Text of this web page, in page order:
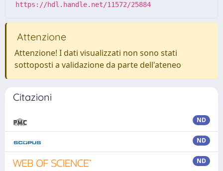
https://hdl.handle.net/11572/25884
Attenzione
Attenzione! I dati visualizzati non sono stati
sottoposti a validazione da parte dell'ateneo
Citazioni
ND
ND
ND